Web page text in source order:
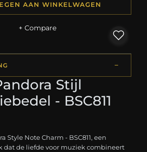
AAN WINKELWAGEN
+ Compare
Stijl
- BSC811
Style Note Charm - BSC811, een
dat de liefde voor muziek combineert